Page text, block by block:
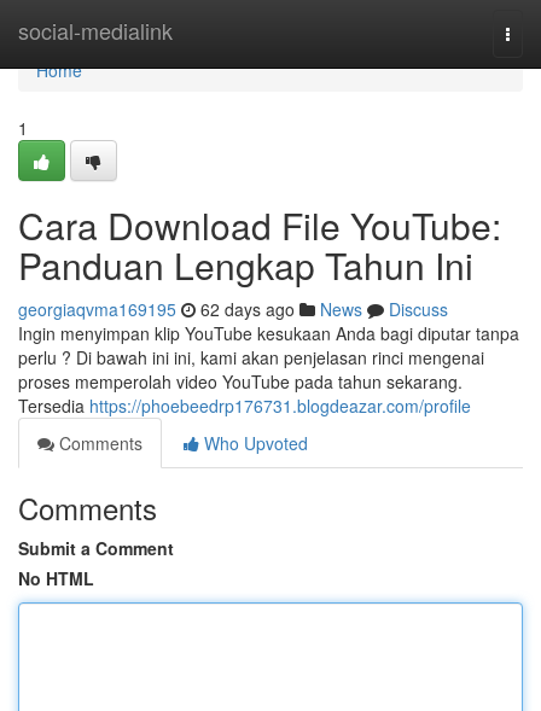
social-medialink
Home
Home
1
Cara Download File YouTube:
Panduan Lengkap Tahun Ini
georgiaqvma169195 62 days ago News
Discuss
Ingin menyimpan klip YouTube kesukaan Anda bagi diputar tanpa
perlu ? Di bawah ini ini, kami akan penjelasan rinci mengenai
proses memperolah video YouTube pada tahun sekarang.
Tersedia https://phoebeedrp176731.blogdeazar.com/profile
Comments
Who Upvoted
Comments
Submit a Comment
No HTML